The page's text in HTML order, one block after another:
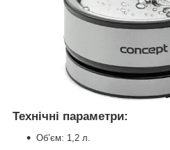
Технічні параметри:
Об’єм: 1,2 л.